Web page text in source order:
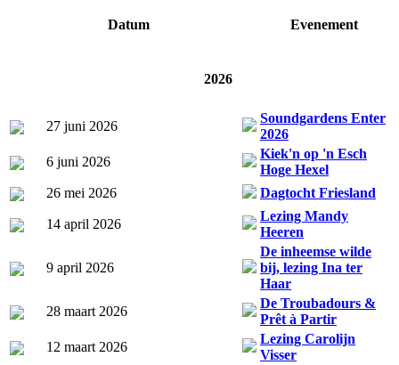
Datum Evenement
2026
27 juni 2026
Soundgardens Enter
2026
6 juni 2026
Kiek'n op 'n Esch
Hoge Hexel
26 mei 2026
Dagtocht Friesland
14 april 2026
Lezing Mandy
Heeren
9 april 2026
De inheemse wilde
bij, lezing Ina ter
Haar
28 maart 2026
De Troubadours &
Prêt à Partir
12 maart 2026
Lezing Carolijn
Visser